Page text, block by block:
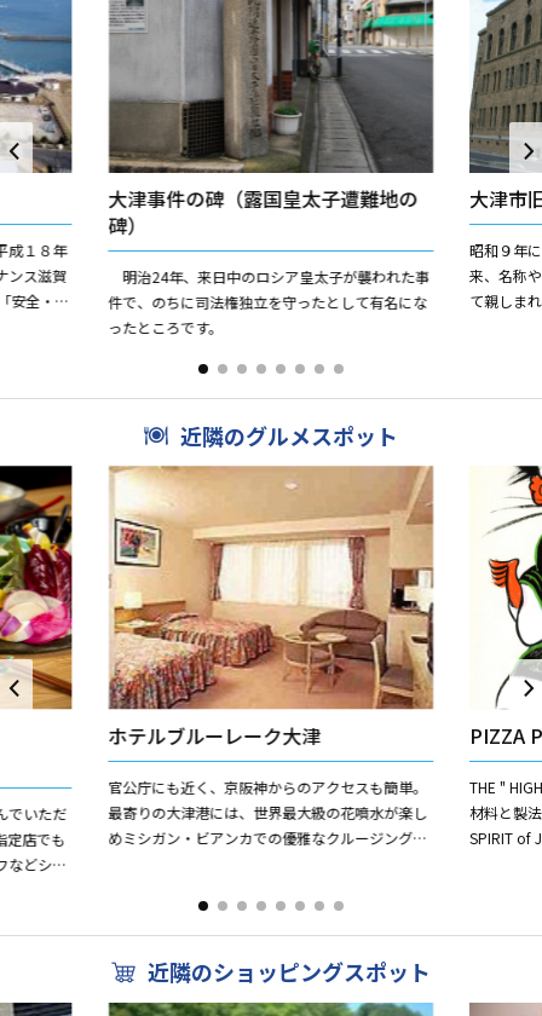
成１８年
ンス滋賀
安全・感
大津事件の碑（露国皇太子遭難地の
碑）
明治24年、来日中のロシア皇太子が襲われた事
件で、のちに司法権独立を守ったとして有名にな
ったところです。
大津市
昭和９年
来、名称
て親しま
近隣のグルメスポット
でいただ
定店でも
などシン
ホテルブルーレーク大津
官公庁にも近く、京阪神からのアクセスも簡単。
最寄りの大津港には、世界最大級の花噴水が楽し
めミシガン・ビアンカでの優雅なクルージングも
PIZZA
THE " HIGHEST " PIZZA 日本酒にゆかりのある原
材料と製
SPIRIT
近隣のショッピングスポット